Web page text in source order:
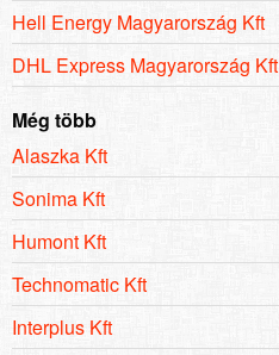
Hell Energy Magyarország Kft
DHL Express Magyarország Kft
Még több
Alaszka Kft
Sonima Kft
Humont Kft
Technomatic Kft
Interplus Kft